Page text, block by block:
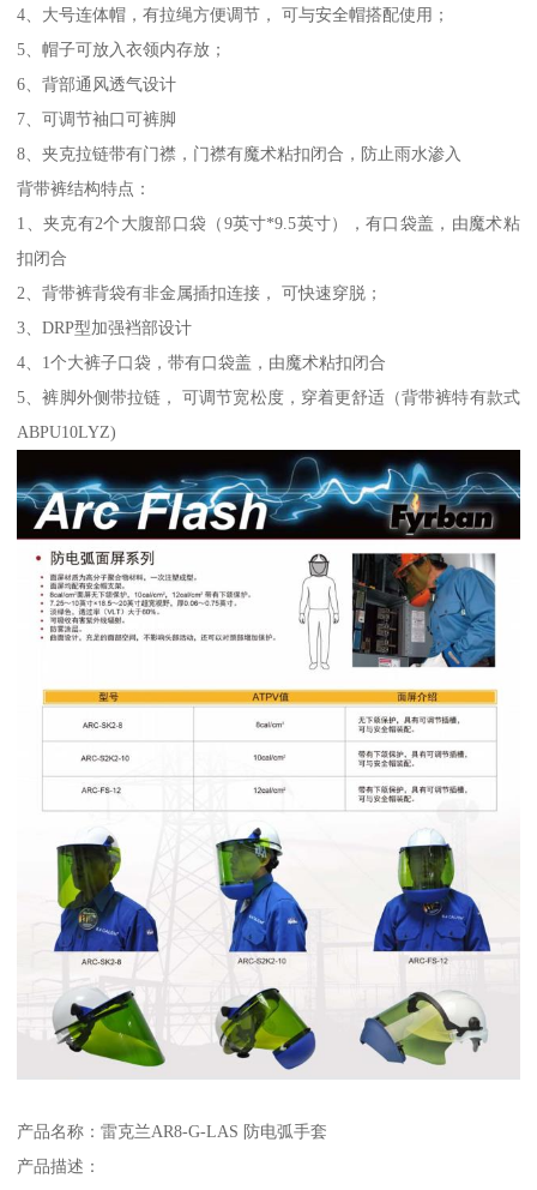
4、大号连体帽，有拉绳方便调节， 可与安全帽搭配使用；
5、帽子可放入衣领内存放；
6、背部通风透气设计
7、可调节袖口可裤脚
8、夹克拉链带有门襟，门襟有魔术粘扣闭合，防止雨水渗入
背带裤结构特点：
1、夹克有2个大腹部口袋（9英寸*9.5英寸），有口袋盖，由魔术粘
扣闭合
2、背带裤背袋有非金属插扣连接， 可快速穿脱；
3、DRP型加强裆部设计
4、1个大裤子口袋，带有口袋盖，由魔术粘扣闭合
5、裤脚外侧带拉链， 可调节宽松度，穿着更舒适（背带裤特有款式
ABPU10LYZ)
产品名称：雷克兰AR8-G-LAS 防电弧手套
产品描述：